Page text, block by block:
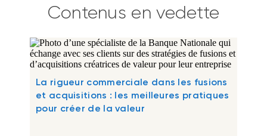
Contenus en vedette
La rigueur commerciale dans les fusions
et acquisitions : les meilleures pratiques
pour créer de la valeur